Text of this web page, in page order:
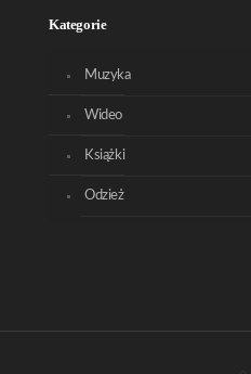
Kategorie
Muzyka
Wideo
Książki
Odzież